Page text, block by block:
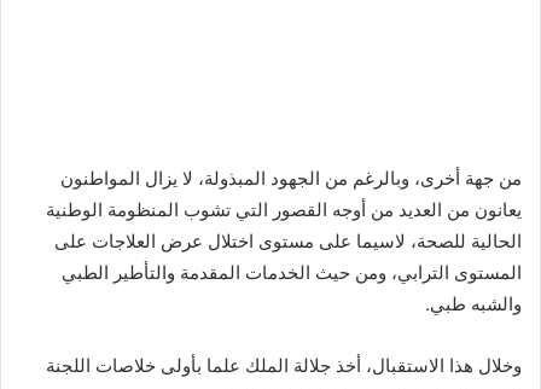
من جهة أخرى، وبالرغم من الجهود المبذولة، لا يزال المواطنون
يعانون من العديد من أوجه القصور التي تشوب المنظومة الوطنية
الحالية للصحة، لاسيما على مستوى اختلال عرض العلاجات على
المستوى الترابي، ومن حيث الخدمات المقدمة والتأطير الطبي
والشبه طبي.
وخلال هذا الاستقبال، أخذ جلالة الملك علما بأولى خلاصات اللجنة